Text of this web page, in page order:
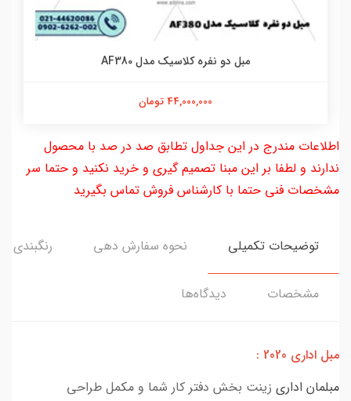
مبل دو نفره کلاسیک مدل AF380
44,000,000 تومان
اطلاعات مندرج در این جداول تطابق صد در صد با محصول
ندارند و لطفا بر این مبنا تصمیم گیری و خرید نکنید و حتما سر
مشخصات فنی حتما با کارشناس فروش تماس بگیرید
توضیحات تکمیلی نحوه سفارش دهی رنگبندی
مشخصات دیدگاه‌ها
مبل اداری 2020 :
مبلمان اداری زینت بخش دفتر کار شما و مکمل طراحی